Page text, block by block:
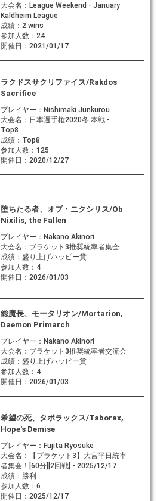
大会名： League Weekend - January
Kaldheim League
成績： 2 wins
参加人数： 24
開催日： 2021/01/17
ラクドスサクリファイス/Rakdos
Sacrifice
プレイヤー： Nishimaki Junkurou
大会名： 日本選手権2020冬 本戦 -
Top8
成績： Top8
参加人数： 125
開催日： 2020/12/27
堕ちたる者、オブ・ニクシリス/Ob
Nixilis, the Fallen
プレイヤー： Nakano Akinori
大会名： ブラケット3推奨統率者集会
成績： 盛り上げハッピー賞
参加人数： 4
開催日： 2026/01/03
総魔長、モータリオン/Mortarion,
Daemon Primarch
プレイヤー： Nakano Akinori
大会名： ブラケット3推奨統率者交流会
成績： 盛り上げハッピー賞
参加人数： 4
開催日： 2026/01/03
希望の死、タボラックス/Taborax,
Hope's Demise
プレイヤー： Fujita Ryosuke
大会名：
【ブラケット3】大宮平日統率
者集会！[60分][2回戦] - 2025/12/17
成績： 勝利
参加人数： 6
開催日： 2025/12/17